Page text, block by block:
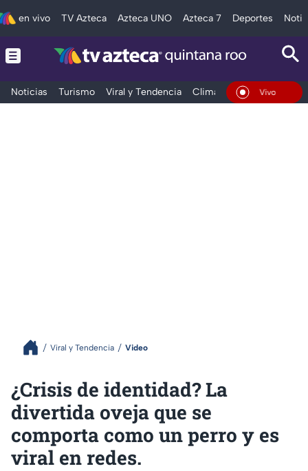
en vivo TV Azteca Azteca UNO Azteca 7 Deportes
Noticias Turismo Viral y Tendencia Clima Tráfico
En Vivo
Viral y Tendencia Video
¿Crisis de identidad? La
divertida oveja que se
comporta como un perro y es
viral en redes.